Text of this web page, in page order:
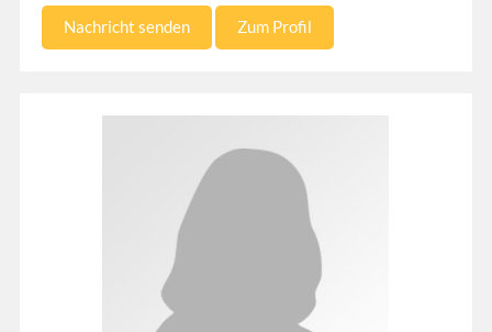
Nachricht senden Zum Profil